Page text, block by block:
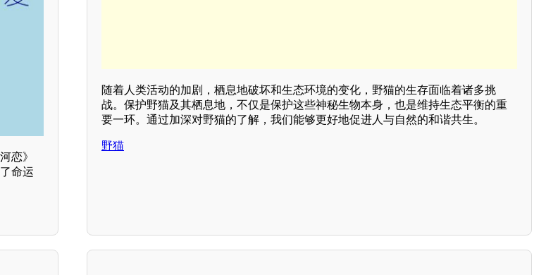
恋》
命运
随着人类活动的加剧，栖息地破坏和生态环境的变化，野猫的生存面临着诸多挑
战。保护野猫及其栖息地，不仅是保护这些神秘生物本身，也是维持生态平衡的重
要一环。通过加深对野猫的了解，我们能够更好地促进人与自然的和谐共生。
野猫